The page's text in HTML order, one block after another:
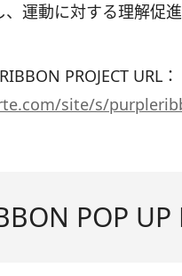
運動に対する理解促進
PROJECT URL：
site/s/
POP